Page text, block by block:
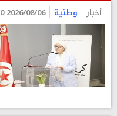
أخبار وطنية 2026/08/06 12:50